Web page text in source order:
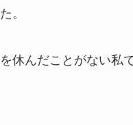
。
休んだことがない私